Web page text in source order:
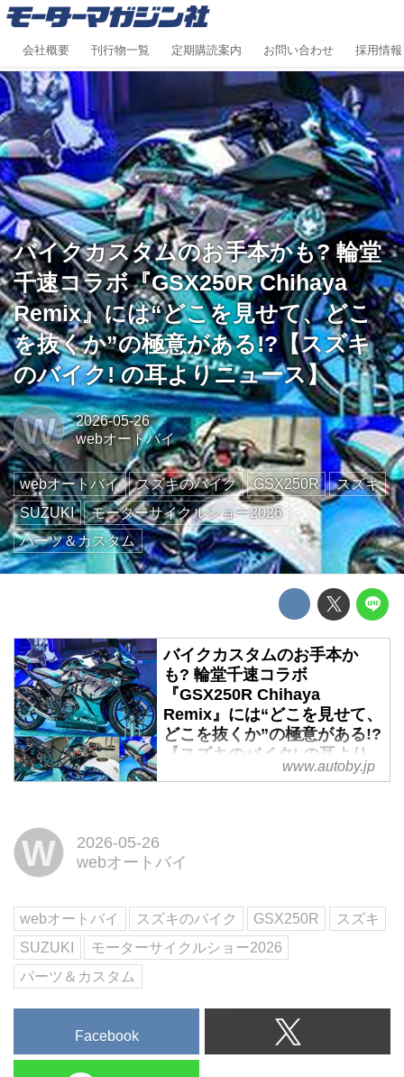
会社概要 刊行物一覧 定期購読案内 お問い合わせ 採用情報
バイクカスタムのお手本かも? 輪堂
千速コラボ『GSX250R Chihaya
Remix』には“どこを見せて、どこ
を抜くか”の極意がある!?【スズキ
のバイク! の耳よりニュース】
W
2026-05-26
webオートバイ
webオートバイ スズキのバイク GSX250R
スズキ
SUZUKI
モーターサイクルショー2026
パーツ＆カスタム
バイクカスタムのお手本か
も? 輪堂千速コラボ
『GSX250R Chihaya
Remix』には“どこを見せて、
どこを抜くか”の極意がある!?
【スズキのバイク! の耳より
Remix]」。実車をじっくり見てみ
る人ほど参考になるポイントがか
なり多かった!
www.autoby.jp
W
2026-05-26
webオートバイ
webオートバイ スズキのバイク GSX250R
スズキ
SUZUKI
モーターサイクルショー2026
パーツ＆カスタム
Facebook